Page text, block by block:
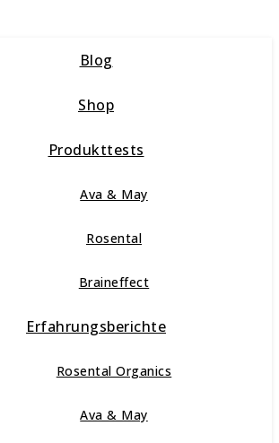
Blog
Shop
Produkttests
Ava & May
Rosental
Braineffect
Erfahrungsberichte
Rosental Organics
Ava & May